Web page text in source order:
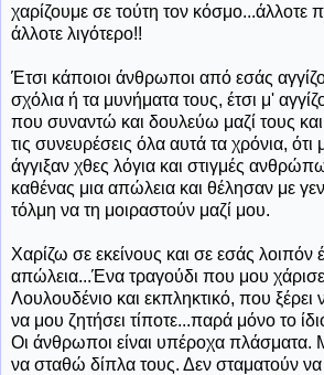
χαρίζουμε σε τούτη τον κόσμο...άλλοτε
άλλοτε λιγότερο!!
Έτσι κάποιοι άνθρωποι από εσάς
σχόλια ή τα μυνήματα τους, έτσι μ'
που συναντώ και δουλεύω μαζί τους
τις συνευρέσεις όλα αυτά τα χρόνια, ότι
άγγιξαν χθες λόγια και στιγμές
καθένας μια απώλεια και θέλησαν με
τόλμη να τη μοιραστούν μαζί μου.
Χαρίζω σε εκείνους και σε εσάς λοιπόν
απώλεια...Ένα τραγούδι που μου
Λουλουδένιο και εκπληκτικό, που ξέρει
να μου ζητήσει τίποτε...παρά μόνο το
Οι άνθρωποι είναι υπέροχα πλάσματα.
να σταθώ δίπλα τους. Δεν σταματούν να